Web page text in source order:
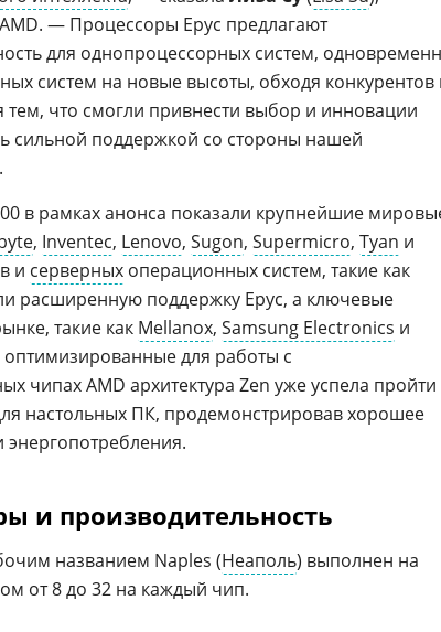
— Процессоры Epyc предлагают
для однопроцессорных систем,
систем на новые высоты, обходя конкурентов
что смогли привнести выбор и инновации
сильной поддержкой со стороны нашей
в рамках анонса показали крупнейшие
, Inventec, Lenovo, Sugon, Supermicro, Tyan и
и серверных операционных систем, такие как
расширенную поддержку Epyc, а ключевые
такие как Mellanox, Samsung Electronics и
для работы с
чипах AMD архитектура Zen уже успела пройти
настольных ПК, продемонстрировав хорошее
и производительность
названием Naples (Неаполь) выполнен на
от 8 до 32 на каждый чип.